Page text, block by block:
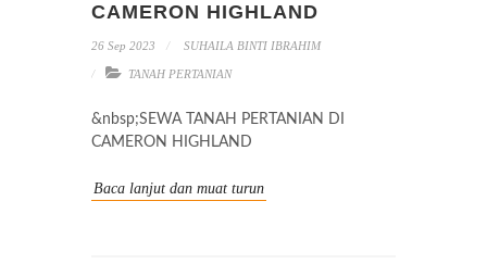
CAMERON HIGHLAND
26 Sep 2023 SUHAILA BINTI IBRAHIM
TANAH PERTANIAN
&nbsp;SEWA TANAH PERTANIAN DI
CAMERON HIGHLAND
Baca lanjut dan muat turun